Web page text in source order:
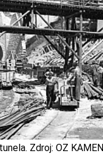
Zdroj: OZ